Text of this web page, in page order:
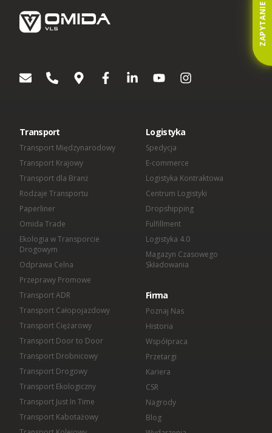
z Tobą aby przekazać Ci informacje lub wskazówki dotyczące
produktów lub usług Omida Group. Wyrażenie lub
wycofania.
Omida Solutions Sp. z o.o.
Omida Iberica SL
Omida Shared Services Center Sp. z o.o.
Transport
Transport Międzynarodowy
Transport Krajowy
Transport dla Branż
Rodzaje Transportu
Paperliner
Omida Trade
Ekologia w Transporcie
Drogowym
Odprawa Celna
Przeprawy Promowe
Transport ADR
Transport Całopojazdowy
Transport Ciężarowy
Transport Door to Door
Transport Drobnicowy
Transport Drogowy
Transport Ekologiczny
Transport Just In Time
Transport Kabotażowy
Logistyka
Spedycja
E-commerce
Logistyka Kontraktowa
Centrum Logistyki
Dropshipping
Fulfillment
Logistyka 4.0
Magazyn Czasowego
Składowania
Firma
Poznaj Nas
Historia
Współpraca
Przetargi
Kariera
CSR
Nagrody
Blog
ZAPYTANIE